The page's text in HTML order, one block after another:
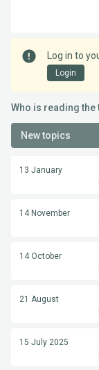
Log in to
Login
Who is reading the
New topics
13 January
14 November
14 October
21 August
15 July 2025